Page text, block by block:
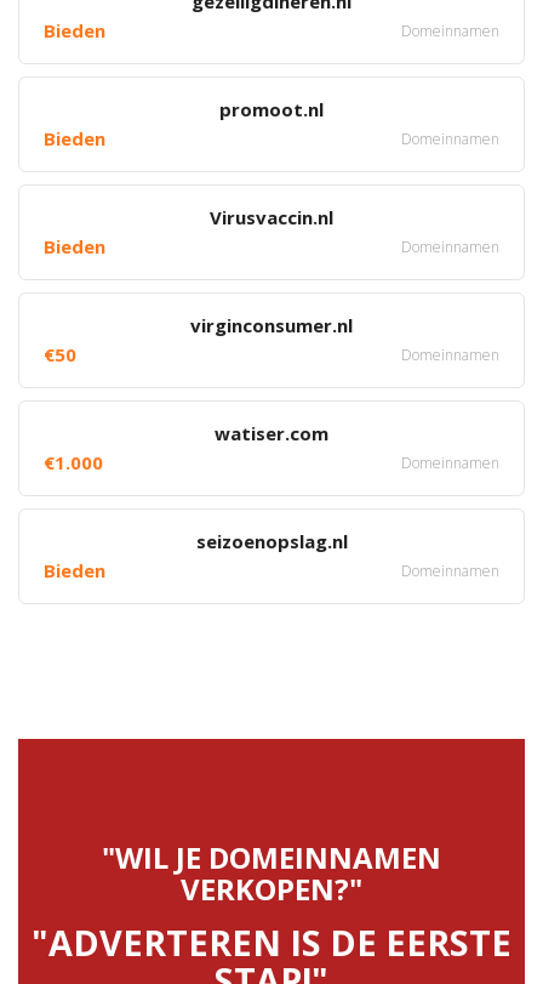
Bieden
Domeinnamen
promoot.nl
Bieden
Domeinnamen
Virusvaccin.nl
Bieden
Domeinnamen
virginconsumer.nl
€50
Domeinnamen
watiser.com
€1.000
Domeinnamen
seizoenopslag.nl
Bieden
Domeinnamen
"WIL JE DOMEINNAMEN
VERKOPEN?"
"ADVERTEREN IS DE EERSTE